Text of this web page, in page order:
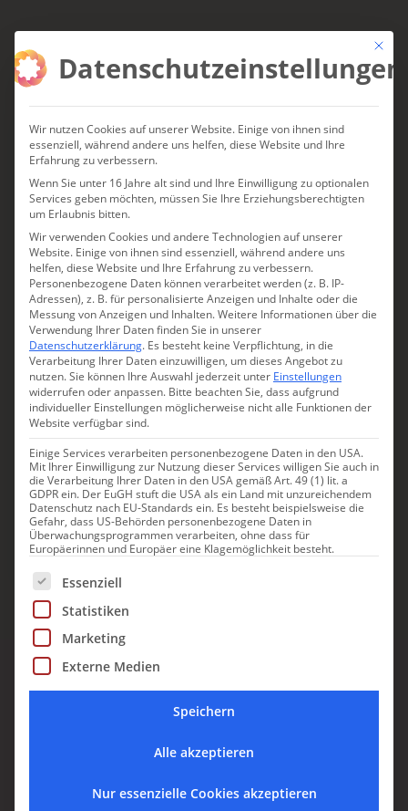
CHARMINGPLACES NEWSLETTER
Lassen Sie sich inspirieren.
Entdecken Sie neue Charmingplaces,
exklusive Angebote und persönliche
Reisetipps direkt in Ihrem Postfach.
GEHEIMTIPPS ERHALTEN
KURATIERT VON ANJA FISCHER ·
KOSTENLOS · JEDERZEIT ABMELDBAR
Mit
Datenschutzeinstellungen
Wir nutzen Cookies auf unserer Website. Einige von ihnen sind
essenziell, während andere uns helfen, diese Website und Ihre
Erfahrung zu verbessern.
Wenn Sie unter 16 Jahre alt sind und Ihre Einwilligung zu optionalen
Services geben möchten, müssen Sie Ihre Erziehungsberechtigten
um Erlaubnis bitten.
Wir verwenden Cookies und andere Technologien auf unserer
Website. Einige von ihnen sind essenziell, während andere uns
helfen, diese Website und Ihre Erfahrung zu verbessern.
Personenbezogene Daten können verarbeitet werden (z. B. IP-
Adressen), z. B. für personalisierte Anzeigen und Inhalte oder die
Messung von Anzeigen und Inhalten.Weitere Informationen über die
Verwendung Ihrer Daten finden Sie in unserer
Datenschutzerklärung. Es besteht keine Verpflichtung, in die
Verarbeitung Ihrer Daten einzuwilligen, um dieses Angebot zu
nutzen.Sie können Ihre Auswahl jederzeit unter Einstellungen
widerrufen oder anpassen. Bitte beachten Sie, dass aufgrund
individueller Einstellungen möglicherweise nicht alle Funktionen der
Website verfügbar sind.
Einige Services verarbeiten personenbezogene Daten in den USA.
Mit Ihrer Einwilligung zur Nutzung dieser Services willigen Sie auch in
die Verarbeitung Ihrer Daten in den USA gemäß Art. 49 (1) lit. a
GDPR ein. Der EuGH stuft die USA als ein Land mit unzureichendem
Datenschutz nach EU-Standards ein. Es besteht beispielsweise die
Gefahr, dass US-Behörden personenbezogene Daten in
Überwachungsprogrammen verarbeiten, ohne dass für
Europäerinnen und Europäer eine Klagemöglichkeit besteht.
Es folgt eine Liste der Service-Gruppen, für die eine
Essenziell
Statistiken
Marketing
Externe Medien
Speichern
Alle akzeptieren
Nur essenzielle Cookies akzeptieren